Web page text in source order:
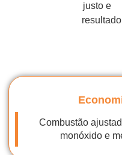
justo e
Combustão
monóxido e